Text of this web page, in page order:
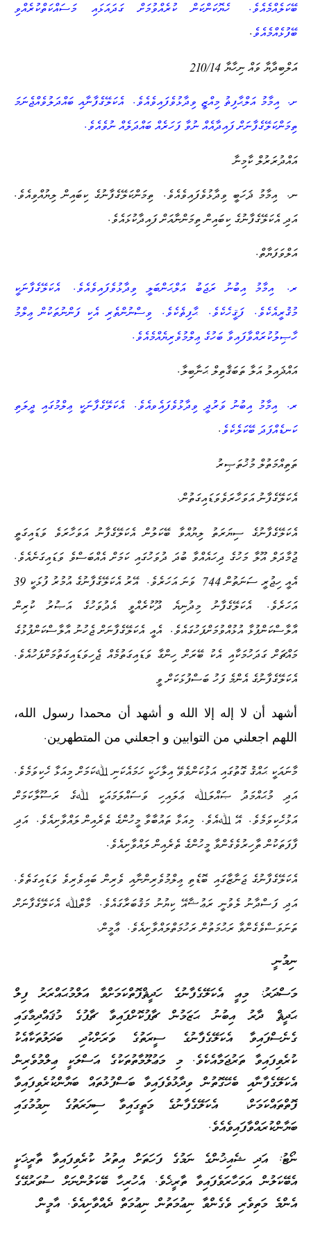
ބޭކަލެއްމެއެވެ.
ހެޔޮކަންކަން ކުރެއްވުމަށް ގަދައަޅައި މަސައްކަތްކުރެއްވި
ބޭފުޅެއްމެއެވެ.
އަލްބިދާޔާ ވައް ނިހާޔާ 210/14
ށ.އިމާމު އަލްޙާފިޡު މިއްޒީ ވިދާޅުވެފައިވެއެވެ.
އެކަލޭގެފާނާއި ބައްދަލުވެއްޖެނަމަ
ތިމަންކަލޭގެފާނަށް ފައިދާއެއް ނުވާ ފަހަރެއް ބައްދަލެއް ނުވެއެވެ.
އައްދުރަރުލް ކާމިނާ
ނ.އިމާމު ޛަހަބީ ވިދާޅުވެފައިވެއެވެ. ތިމަންކަލޭގެފާނުގެ ކިބައިން ލިޔުއްވިއެވެ.
އަދި އެކަލޭގެފާނުގެ ކިބައިން ތިމަންނާއަށް ފައިދާކުޅައެވެ.
އަލްވަފަޔާތް.
ރ.އިމާމު އިބުނު ރަޖަބު އަލްޙަންބަލީ ވިދާޅުވެފައިވެއެވެ.އެކަލޭގެފާނަކީ
މުޤުރީއެކެވެ.ފަޤީހެކެވެ.ޙާފިޡެކެވެ.ވިސްނުންތެރި އެކި ފަންނުތަކުން ޢިލްމު
ހާޞިލުކުރައްވާފައިވާ ބަހުގެ ޢިލްމުވެރިޔެއްމެއެވެ.
އައްޛައިލު އަލާ ތަބަޤާތިލް ޙަނާބިލާ.
ރ.އިމާމު އިބުނު ވަރުދީ ވިދާޅުވެފައިެވއެވެ.އެކަލޭގެފާނަކީ ޢިލްމުގައި ދީލަތި
ކަނޑެއްފަދަ ބޭކަލެކެވެ.
ތަތިއްމަތުލް މުޚުތަޞިރު
އެކަލޭގެފާނު އަވަހާރަވެވަޑައިގަތުން.
އެކަލޭގެފާނުގެ ސިޔަރަތު ލިޔުއްވާ ބޭކަލުން އެކަލޭގެފާނު އަވަހާރަވެ ވަޑައިގަތީ
ޖުމާދަލް އޫލާ މަހުގެ ދިހައެއްވާ ބުދަ ދުވަހުގައި ކަމަށް އެއްބަސްވެ ވަޑައިގަނެއެވެ.
އެއީ ހިޖުރީ ސަނަތުން744 ވަނަ އަހަރެވެ.އޭރު އެކަލޭގެފާނުގެ އުމުރު ފުޅަކީ 39
އަހަރެވެ.އެކަލޭގެފާނު މިދުނިޔެ ދޫކުރެއްވީ އެދުވަހުގެ އަޞުރު ކުރިން
އާލާސްކަންފުޅާ އުޅުއްވުމަށްފަހުގައެވެ.އެއީ އެކަލޭގެފާނަށް ޖެހުނު އާލާސްކަންފުޅުގެ
މައްޗަށް ގަދަހުމަކާއި އެކު ބޭރަށް ހިންގާ ވަޑައިގަތުމެއް ޖެހިވަޑައިގަތުމަށްފަހުއެވެ.
އެކަލޭގެފާނުގެ އެންމެ ފަހު ބަސްފުޅަކަށް ވީ
أشهد أن لا إله إلا الله و أشهد أن محمدا رسول الله،
اللهم اجعلني من التوابين و اجعلني من المتطهرين.
މާނައަކީ ޙައްޤު ގޮތުގައި އަޅުކަންވެވޭ އިލާހަކީ ހަމައެކަނި ﷲކަމަށް މިއަޅާ ހެކިވަމެވެ.
އަދި މުޙައްމަދު ޞައްލަﷲ ޢަލައިހި ވަސައްލަމައަކީ ﷲގެ ރަސޫލާކަމަށް
އަޅުހެކިވަމެވެ.އޭ ﷲއެވެ.މިއަޅާ ތައުބާވާ މީހުންގެ ތެރެއިން ލައްވާށިއެވެ.އަދި
ފާފަތަކުން ތާހިރުވެގެންވާ މީހުންގެ ތެރެއިން ލައްވާށިއެވެ.
އެކަލޭގެފާނުގެ ޖަނާޒާގައި ބޮޑެތި ޢިލްމުވެރިންނާއި ވެރިން ބައިވެރިވެ ވަޑައިގަތެވެ.
އަދި ފަސްދާނު ލެވުނީ ރަޢުޟާއޭ ކިޔުނު މަޤުބަރާގައެވެ.މާތްﷲ އެކަލޭގެފާނަށް
ތަނަވަސްވެގެންވާ ރަޙުމަތުން ރަހުމަތްލައްވާށިއެވެ.ޢާމީން.
ނިމުނީ
މަސްދަރު: މިއީ އެކަލޭގެފާނުގެ ހަދީޘްފޮތްކަމަށްވާ އަލްމުޙައްރަރު ފިލް
ޙަދީޘް ދާރު އިބުނު ޙަޒަމުން ޗާޕުކޮށްފައިވާ ޗާޕުގެ މުޤައްދިމާގައި
ގެނެސްފައިވާ އެކަލޭގެފާނުގެ ސީރަތުގެ ވަރަށްކުދި ބަދަލުތަކާއެކު
ކުރެވިފައިވާ ތަރުޖަމާއެކެވެ. މި މަޢުލޫމާތުތަކުގެ އަސްލަކީ ޢިލްމުވެރިން
އެކަލޭގެފާނާއި ބެހޭގޮތުން ވިދާޅުވެފައިވާ ބަސްފުޅުތައް ބަޔާންކުރެވިފައިވާ
ފޮތްތައްކަމަށް، އެކަލޭގެފާނުގެ މަތީގައިވާ ސިޔަރަތުގެ ނިމުމުގައި
ބަޔާންކުރައްވާފައިވެއެވެ.
ނޯޓު: އަދި ޝެއިޚުންގެ ނަމުގެ ފަހަތަށް އިތުރު ކުރެވިފައިވާ ތާރީޚަކީ
އެބޭކަލުން އަވަހާރަވެފައިވާ ތާރީޚެވެ. އެހުރިހާ ބޭކަލުންނަށް ސުވަރުގޭގެ
އެންމެ މަތިވެރި ވެގެންވާ ނިޢުމަތުން ނިޢުމަތް ދެއްވާށިއެވެ. އާމީން